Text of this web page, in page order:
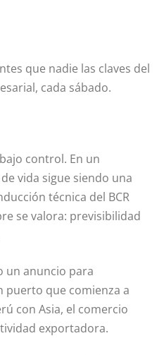
que nadie las claves del
cada sábado.
control. En un
vida sigue siendo una
técnica del BCR
se valora: previsibilidad
un anuncio para
puerto que comienza a
con Asia, el comercio
exportadora.